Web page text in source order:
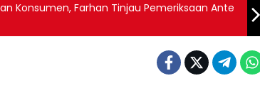
Konsumen, Farhan Tinjau Pemeriksaan Ante